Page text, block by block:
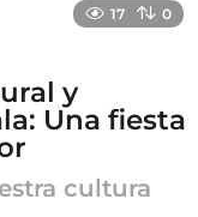
17 0
y
Una fiesta
cultura